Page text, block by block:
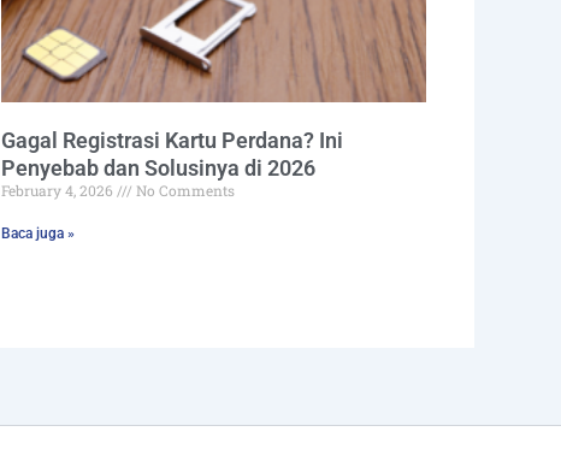
Gagal Registrasi Kartu Perdana? Ini
Penyebab dan Solusinya di 2026
February 4, 2026 No Comments
Baca juga »